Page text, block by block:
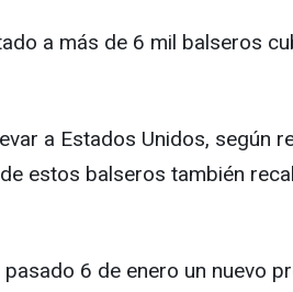
a más de 6 mil balseros
a Estados Unidos, según
estos balseros también
6 de enero un nuevo